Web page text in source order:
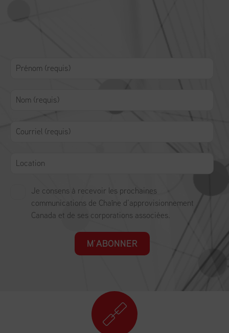
Je consens à recevoir les prochaines
communications de Chaîne d’approvisionnement
Canada et de ses corporations associées.
M’ABONNER